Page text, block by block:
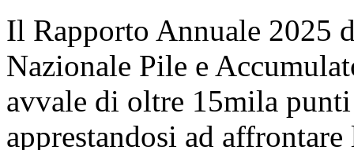
Il Rapporto Annuale 2025
Nazionale Pile e
avvale di oltre 15mila
apprestandosi ad